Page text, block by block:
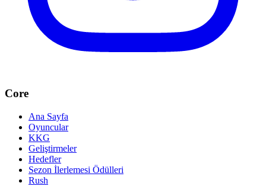
Core
Ana Sayfa
Oyuncular
KKG
Geliştirmeler
Hedefler
Sezon İlerlemesi Ödülleri
Rush